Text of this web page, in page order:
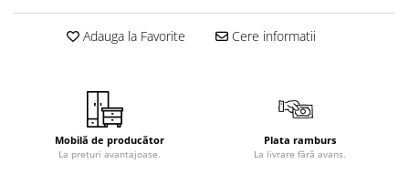
Adauga la Favorite Cere informatii
Mobilă de producător
La prețuri avantajoase.
Plata ramburs
La livrare fără avans.